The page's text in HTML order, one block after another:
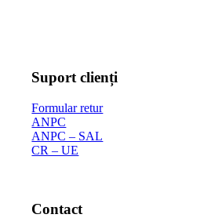
Suport clienți
Formular retur
ANPC
ANPC – SAL
CR – UE
Contact